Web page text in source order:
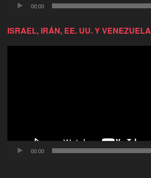
00:00
ISRAEL, IRÁN, EE. UU. Y VENEZUELA
00:00